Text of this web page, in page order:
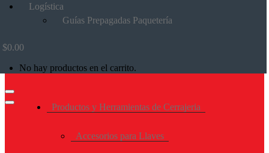
Logística
Guías Prepagadas Paquetería
$0.00
No hay productos en el carrito.
Productos y Herramientas de Cerrajeria
Accesorios para Llaves